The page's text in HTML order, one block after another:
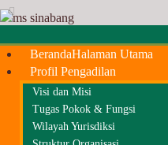
BerandaHalaman Utama
Profil Pengadilan
Visi dan Misi
Tugas Pokok & Fungsi
Wilayah Yurisdiksi